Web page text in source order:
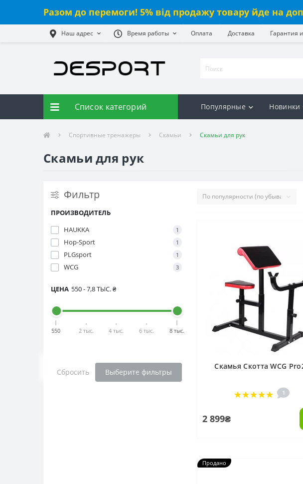
Разом до перемоги! 5% від продажу товару йде на
Наш адрес Время работы Оплата Доставка Гарантия
Список категорий Популярные Новинки
Спортивные тренажеры Скамьи Скамьи для рук
Скамьи для рук
Фильтр
ПРОИЗВОДИТЕЛЬ
HAUKKA
1
Hop-Sport 1
PLGsport 1
WCG 3
550-7,8 ТЫС.₴
ЦЕНА
550 2 тыс. 4 тыс. 6 тыс. 8 тыс.
Сбросить Выберите фильтры
Скамья Скотта WCG
1
2 899₴
Продано